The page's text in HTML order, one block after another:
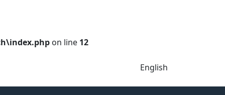
on line 12
English